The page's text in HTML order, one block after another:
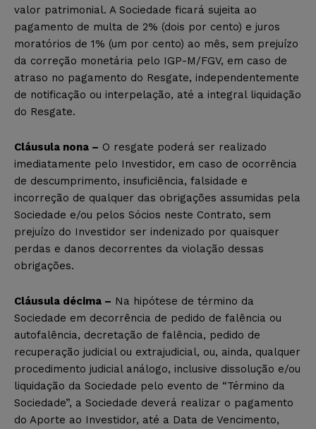
valor patrimonial. A Sociedade ficará sujeita ao
pagamento de multa de 2% (dois por cento) e juros
moratórios de 1% (um por cento) ao mês, sem prejuízo
da correção monetária pelo IGP-M/FGV, em caso de
atraso no pagamento do Resgate, independentemente
de notificação ou interpelação, até a integral liquidação
do Resgate.
Cláusula nona – O resgate poderá ser realizado
imediatamente pelo Investidor, em caso de ocorrência
de descumprimento, insuficiência, falsidade e
incorreção de qualquer das obrigações assumidas pela
Sociedade e/ou pelos Sócios neste Contrato, sem
prejuízo do Investidor ser indenizado por quaisquer
perdas e danos decorrentes da violação dessas
obrigações.
Cláusula décima – Na hipótese de término da
Sociedade em decorrência de pedido de falência ou
autofalência, decretação de falência, pedido de
recuperação judicial ou extrajudicial, ou, ainda, qualquer
procedimento judicial análogo, inclusive dissolução e/ou
liquidação da Sociedade pelo evento de “Término da
Sociedade”, a Sociedade deverá realizar o pagamento
do Aporte ao Investidor, até a Data de Vencimento,